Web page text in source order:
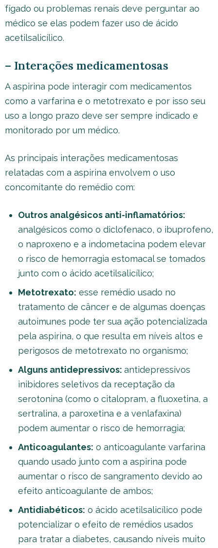
fígado ou problemas renais deve perguntar ao
médico se elas podem fazer uso de ácido
acetilsalicílico.
– Interações medicamentosas
A aspirina pode interagir com medicamentos
como a varfarina e o metotrexato e por isso seu
uso a longo prazo deve ser sempre indicado e
monitorado por um médico.
As principais interações medicamentosas
relatadas com a aspirina envolvem o uso
concomitante do remédio com:
Outros analgésicos anti-inflamatórios:
analgésicos como o diclofenaco, o ibuprofeno,
o naproxeno e a indometacina podem elevar
o risco de hemorragia estomacal se tomados
junto com o ácido acetilsalicílico;
Metotrexato: esse remédio usado no
tratamento de câncer e de algumas doenças
autoimunes pode ter sua ação potencializada
pela aspirina, o que resulta em níveis altos e
perigosos de metotrexato no organismo;
Alguns antidepressivos: antidepressivos
inibidores seletivos da receptação da
serotonina (como o citalopram, a fluoxetina, a
sertralina, a paroxetina e a venlafaxina)
podem aumentar o risco de hemorragia;
Anticoagulantes: o anticoagulante varfarina
quando usado junto com a aspirina pode
aumentar o risco de sangramento devido ao
efeito anticoagulante de ambos;
Antidiabéticos: o ácido acetilsalicílico pode
potencializar o efeito de remédios usados
para tratar a diabetes, causando níveis muito